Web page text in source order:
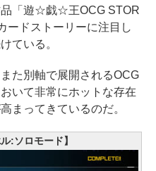
品「遊☆戯☆王OCG STOR
ードストーリーに注目し
ている。
た別軸で展開されるOCG
いて非常にホットな存在
まってきているのだ。
:ソロモード】